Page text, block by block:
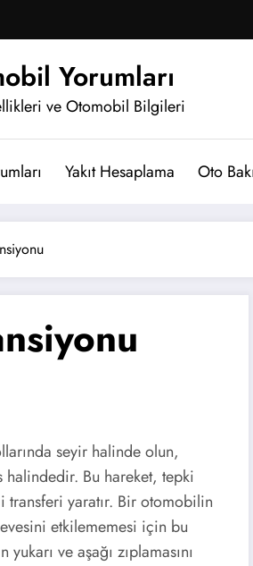
Yorumları
ve Otomobil Bilgileri
Yakıt Hesaplama Oto
seyir halinde olun,
halindedir. Bu hareket, tepki
transferi yaratır. Bir otomobilin
etkilememesi için bu
ve aşağı zıplamasını